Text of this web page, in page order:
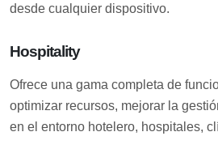
desde cualquier dispositivo.
Hospitality
Ofrece una gama completa de
optimizar recursos, mejorar la
en el entorno hotelero, hospitales,